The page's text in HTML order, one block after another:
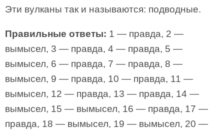
Эти вулканы так и называются: подводные.
Правильные ответы: 1 — правда, 2 —
вымысел, 3 — правда, 4 — правда, 5 —
вымысел, 6 — правда, 7 — правда, 8 —
вымысел, 9 — правда, 10 — правда, 11 —
вымысел, 12 — правда, 13 — правда, 14 —
вымысел, 15 — вымысел, 16 — правда, 17 —
правда, 18 — вымысел, 19 — вымысел, 20 —